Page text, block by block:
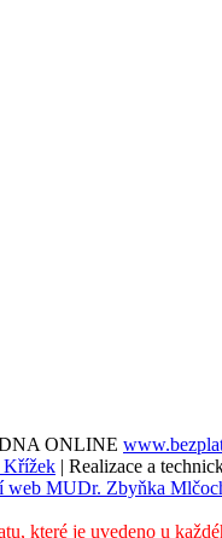
ONLINE
Křížek | Realizace a
web MUDr. Zbyňka
které je uvedeno u